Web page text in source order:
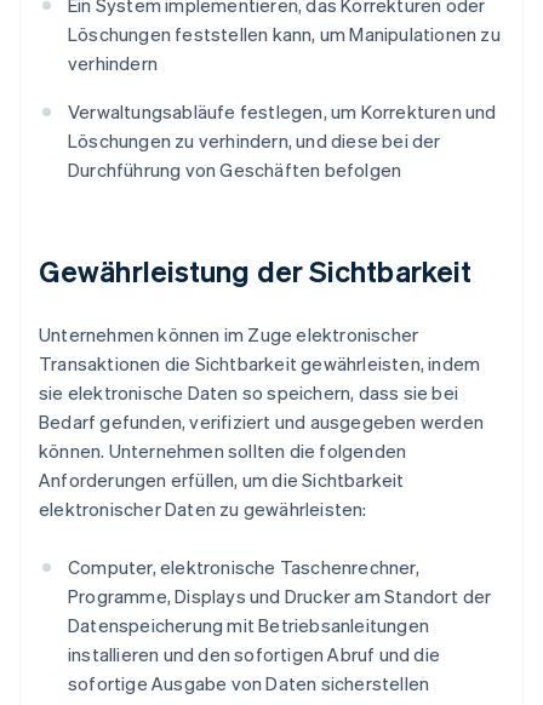
Ein System implementieren, das Korrekturen oder
Löschungen feststellen kann, um Manipulationen zu
verhindern
Verwaltungsabläufe festlegen, um Korrekturen und
Löschungen zu verhindern, und diese bei der
Durchführung von Geschäften befolgen
Gewährleistung der Sichtbarkeit
Unternehmen können im Zuge elektronischer
Transaktionen die Sichtbarkeit gewährleisten, indem
sie elektronische Daten so speichern, dass sie bei
Bedarf gefunden, verifiziert und ausgegeben werden
können. Unternehmen sollten die folgenden
Anforderungen erfüllen, um die Sichtbarkeit
elektronischer Daten zu gewährleisten:
Computer, elektronische Taschenrechner,
Programme, Displays und Drucker am Standort der
Datenspeicherung mit Betriebsanleitungen
installieren und den sofortigen Abruf und die
sofortige Ausgabe von Daten sicherstellen